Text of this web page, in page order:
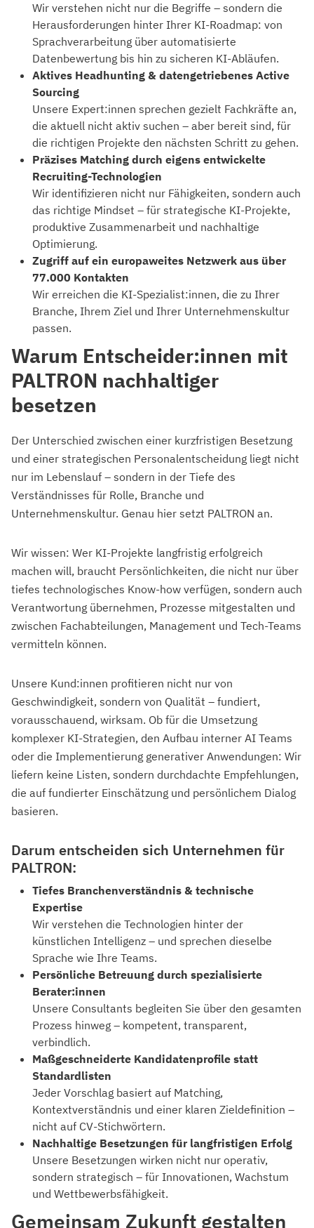
Wir verstehen nicht nur die Begriffe – sondern die
Herausforderungen hinter Ihrer KI-Roadmap: von
Sprachverarbeitung über automatisierte
Datenbewertung bis hin zu sicheren KI-Abläufen.
Aktives Headhunting & datengetriebenes Active
Sourcing
Unsere Expert:innen sprechen gezielt Fachkräfte an,
die aktuell nicht aktiv suchen – aber bereit sind, für
die richtigen Projekte den nächsten Schritt zu gehen.
Präzises Matching durch eigens entwickelte
Recruiting-Technologien
Wir identifizieren nicht nur Fähigkeiten, sondern auch
das richtige Mindset – für strategische KI-Projekte,
produktive Zusammenarbeit und nachhaltige
Optimierung.
Zugriff auf ein europaweites Netzwerk aus über
77.000 Kontakten
Wir erreichen die KI-Spezialist:innen, die zu Ihrer
Branche, Ihrem Ziel und Ihrer Unternehmenskultur
passen.
Warum Entscheider:innen mit
PALTRON nachhaltiger
besetzen
Der Unterschied zwischen einer kurzfristigen Besetzung
und einer strategischen Personalentscheidung liegt nicht
nur im Lebenslauf – sondern in der Tiefe des
Verständnisses für Rolle, Branche und
Unternehmenskultur. Genau hier setzt PALTRON an.
Wir wissen: Wer KI-Projekte langfristig erfolgreich
machen will, braucht Persönlichkeiten, die nicht nur über
tiefes technologisches Know-how verfügen, sondern auch
Verantwortung übernehmen, Prozesse mitgestalten und
zwischen Fachabteilungen, Management und Tech-Teams
vermitteln können.
Unsere Kund:innen profitieren nicht nur von
Geschwindigkeit, sondern von Qualität – fundiert,
vorausschauend, wirksam. Ob für die Umsetzung
komplexer KI-Strategien, den Aufbau interner AI Teams
oder die Implementierung generativer Anwendungen: Wir
liefern keine Listen, sondern durchdachte Empfehlungen,
die auf fundierter Einschätzung und persönlichem Dialog
basieren.
Darum entscheiden sich Unternehmen für
PALTRON:
Tiefes Branchenverständnis & technische
Expertise
Wir verstehen die Technologien hinter der
künstlichen Intelligenz – und sprechen dieselbe
Sprache wie Ihre Teams.
Persönliche Betreuung durch spezialisierte
Berater:innen
Unsere Consultants begleiten Sie über den gesamten
Prozess hinweg – kompetent, transparent,
verbindlich.
Maßgeschneiderte Kandidatenprofile statt
Standardlisten
Jeder Vorschlag basiert auf Matching,
Kontextverständnis und einer klaren Zieldefinition –
nicht auf CV-Stichwörtern.
Nachhaltige Besetzungen für langfristigen Erfolg
Unsere Besetzungen wirken nicht nur operativ,
sondern strategisch – für Innovationen, Wachstum
und Wettbewerbsfähigkeit.
Gemeinsam Zukunft gestalten